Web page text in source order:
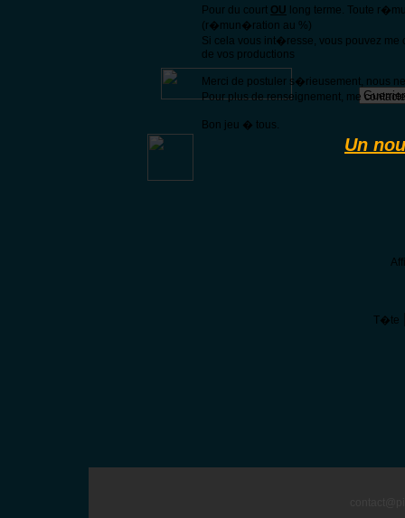
T�te
Pour du court OU long terme. Toute
(r�mun�ration au %)
Si cela vous int�resse, vous pouvez
de vos productions
Merci de postuler s�rieusement, nous
Pour plus de renseignement, me
Bon jeu � tous.
Un